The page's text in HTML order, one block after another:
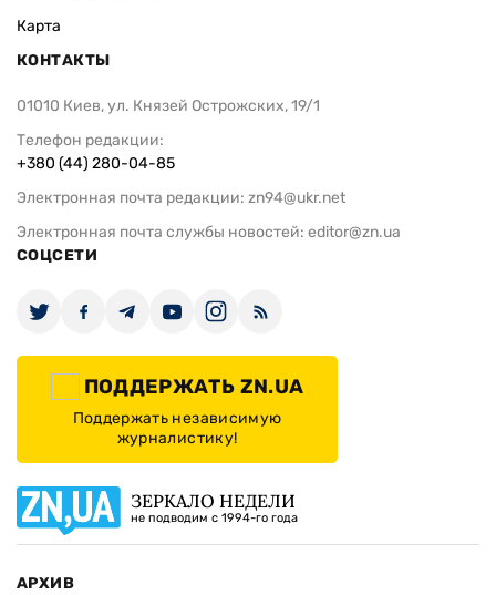
Карта
КОНТАКТЫ
01010 Киев, ул. Князей Острожских, 19/1
Телефон редакции:
+380 (44) 280-04-85
Электронная почта редакции: zn94@ukr.net
Электронная почта службы новостей: editor@zn.ua
СОЦСЕТИ
ПОДДЕРЖАТЬ ZN.UA
Поддержать независимую
журналистику!
ЗЕРКАЛО НЕДЕЛИ
не подводим с 1994-го года
АРХИВ